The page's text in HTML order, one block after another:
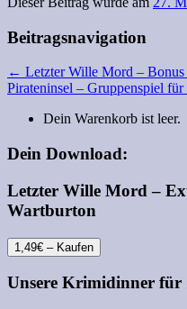
Beitragsnavigation
← Letzter Wille Mord –
Pirateninsel – Gruppenspiel
Dein Warenkorb ist leer.
Dein Download:
Letzter Wille Mord –
Wartburton
1,49€ – Kaufen
Unsere Krimidinner für